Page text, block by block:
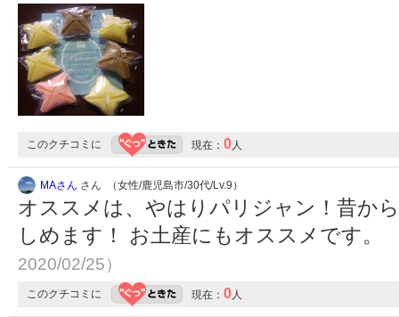
このクチコミに 現在： 0人
MAさん さん （女性/鹿児島市/30代/Lv.9）
オススメは、やはりパリジャン！昔か
しめます！ お土産にもオススメです。
2020/02/25）
このクチコミに 現在： 0人